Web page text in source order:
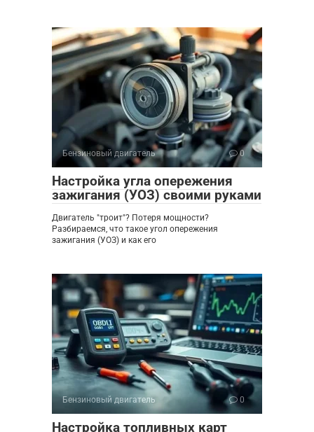
Бензиновый двигатель 0
Настройка угла опережения
зажигания (УОЗ) своими руками
Двигатель "троит"? Потеря мощности?
Разбираемся, что такое угол опережения
зажигания (УОЗ) и как его
Бензиновый двигатель 0
Настройка топливных карт